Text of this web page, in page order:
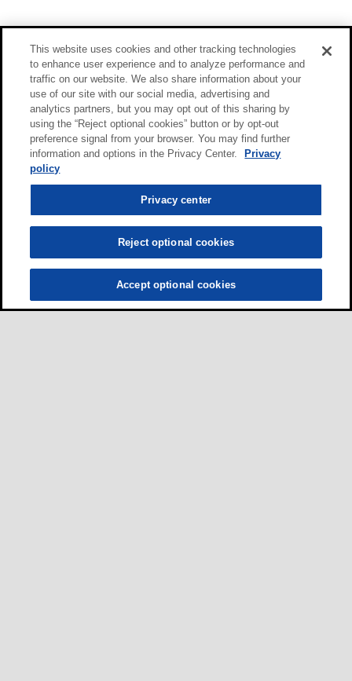
This website uses cookies and other tracking technologies
to enhance user experience and to analyze performance and
traffic on our website. We also share information about your
use of our site with our social media, advertising and
analytics partners, but you may opt out of this sharing by
using the “Reject optional cookies” button or by opt-out
preference signal from your browser. You may find further
information and options in the Privacy Center.
Privacy
policy
Privacy center
Reject optional cookies
Accept optional cookies